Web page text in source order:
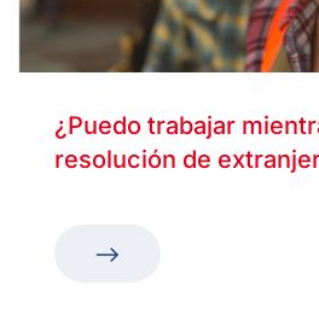
¿Puedo trabajar
resolución de